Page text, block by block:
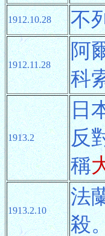
1912.10.28 不
1912.11.28
阿
科
1913.2
日
反
稱
1913.2.10
法
殺